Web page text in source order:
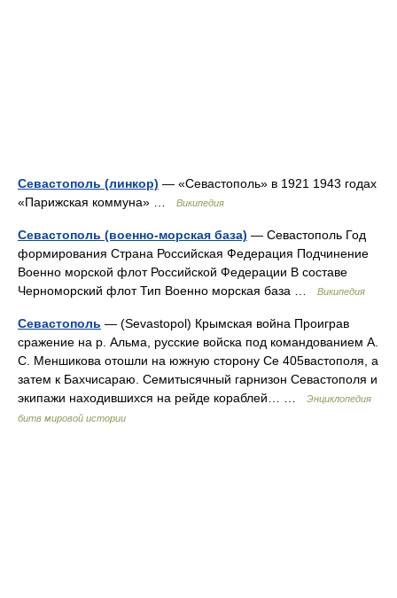
Севастополь (линкор) — «Севастополь» в 1921 1943 годах
«Парижская коммуна» …
Википедия
Севастополь (военно-морская база) — Севастополь Год
формирования Страна Российская Федерация Подчинение
Военно морской флот Российской Федерации В составе
Черноморский флот Тип Военно морская база …
Википедия
Севастополь — (Sevastopol) Крымская война Проиграв
сражение на р. Альма, русские войска под командованием А.
С. Меншикова отошли на южную сторону Се 405вастополя, а
затем к Бахчисараю. Семитысячный гарнизон Севастополя и
экипажи находившихся на рейде кораблей… …
Энциклопедия
битв мировой истории